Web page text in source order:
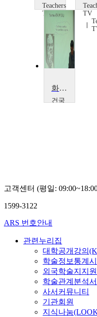
Teachers
TV
TV
TV
화학반응공학1
건국
고객센터 (평일:
1599-3122
ARS 번호안내
관련누리집
대학공개강의
학술정보통계
외국학술지지
학술관계분석
사서커뮤니티
기관회원
지식나눔